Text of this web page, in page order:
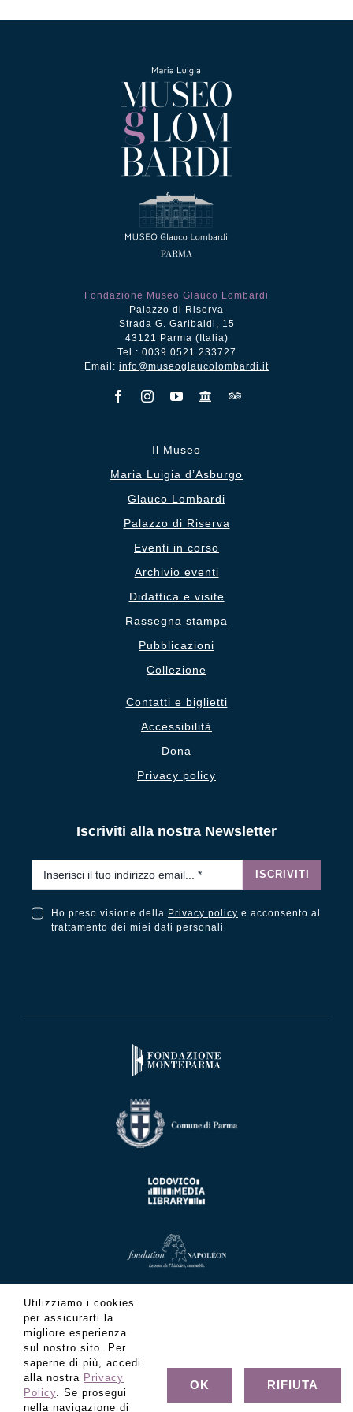
Fondazione Museo Glauco Lombardi
Palazzo di Riserva
Strada G. Garibaldi, 15
43121 Parma (Italia)
Tel.: 0039 0521 233727
Email: info@museoglaucolombardi.it
Il Museo
Maria Luigia d’Asburgo
Glauco Lombardi
Palazzo di Riserva
Eventi in corso
Archivio eventi
Didattica e visite
Rassegna stampa
Pubblicazioni
Collezione
Contatti e biglietti
Accessibilità
Dona
Privacy policy
Iscriviti alla nostra Newsletter
ISCRIVITI
Ho preso visione della Privacy policy e acconsento al
trattamento dei miei dati personali
Utilizziamo i cookies
per assicurarti la
migliore esperienza
sul nostro sito. Per
saperne di più, accedi
alla nostra Privacy
Policy. Se prosegui
nella navigazione di
OK RIFIUTA